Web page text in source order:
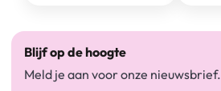
Blijf op de hoogte
Meld je aan voor onze nieuwsbrief.